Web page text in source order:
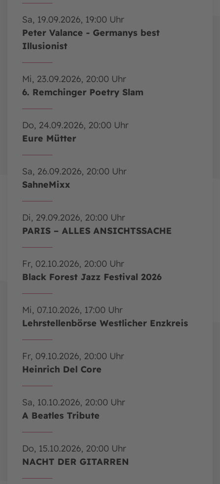
Sa, 19.09.2026, 19:00 Uhr
Peter Valance - Germanys best
Illusionist
Mi, 23.09.2026, 20:00 Uhr
6. Remchinger Poetry Slam
Do, 24.09.2026, 20:00 Uhr
Eure Mütter
Sa, 26.09.2026, 20:00 Uhr
SahneMixx
Di, 29.09.2026, 20:00 Uhr
PARIS – ALLES ANSICHTSSACHE
Fr, 02.10.2026, 20:00 Uhr
Black Forest Jazz Festival 2026
Mi, 07.10.2026, 17:00 Uhr
Lehrstellenbörse Westlicher Enzkreis
Fr, 09.10.2026, 20:00 Uhr
Heinrich Del Core
Sa, 10.10.2026, 20:00 Uhr
A Beatles Tribute
Do, 15.10.2026, 20:00 Uhr
NACHT DER GITARREN